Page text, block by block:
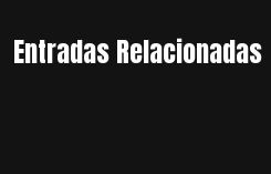
Entradas Relacionadas